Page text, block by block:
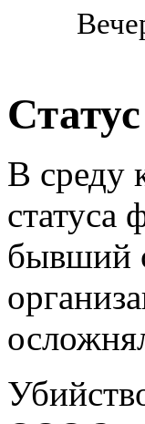
В среду
статуса
бывший